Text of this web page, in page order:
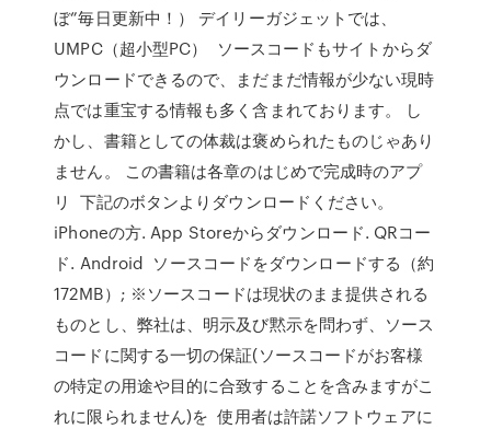
ぼ”毎日更新中！） デイリーガジェットでは、
UMPC（超小型PC） ソースコードもサイトからダ
ウンロードできるので、まだまだ情報が少ない現時
点では重宝する情報も多く含まれております。 し
かし、書籍としての体裁は褒められたものじゃあり
ません。 この書籍は各章のはじめで完成時のアプ
リ 下記のボタンよりダウンロードください。
iPhoneの方. App Storeからダウンロード. QRコー
ド. Android ソースコードをダウンロードする（約
172MB）; ※ソースコードは現状のまま提供される
ものとし、弊社は、明示及び黙示を問わず、ソース
コードに関する一切の保証(ソースコードがお客様
の特定の用途や目的に合致することを含みますがこ
れに限られません)を 使用者は許諾ソフトウェアに